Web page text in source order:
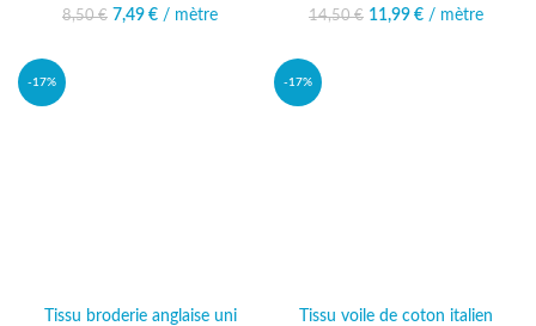
8,50€
Le prix initial était :
7,49 € Le prix actuel
/ mètre 14,50€
Le prix initial était :
11,99 €
Le prix
/ mètre
-17%
Tissu broderie anglaise uni
-17%
Tissu voile de coton italien